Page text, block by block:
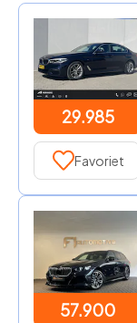
29.985
Favoriet
57.900